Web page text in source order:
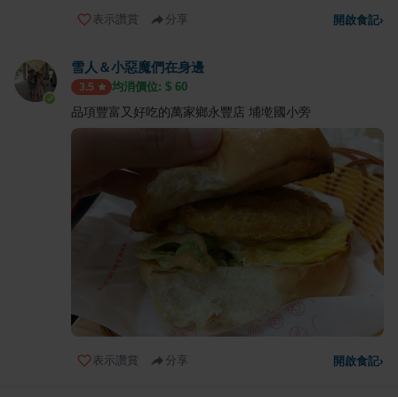
表示讚賞 分享 開啟食記›
雪人＆小惡魔們在身邊
3.5 均消價位: $ 60
品項豐富又好吃的萬家鄉永豐店 埔墘國小旁
表示讚賞 分享 開啟食記›